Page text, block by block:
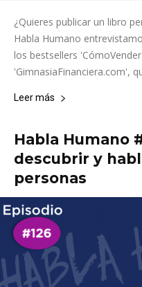
¿Quieres publicar un libro
Habla Humano
los bestsellers
'GimnasiaFinanciera.com',
Leer más
Habla Humano
descubrir y
personas